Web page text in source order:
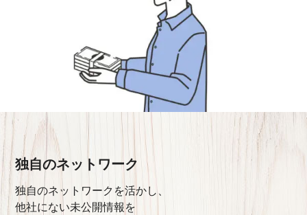
独自のネットワーク
独自のネットワークを活かし、
他社にない未公開情報を